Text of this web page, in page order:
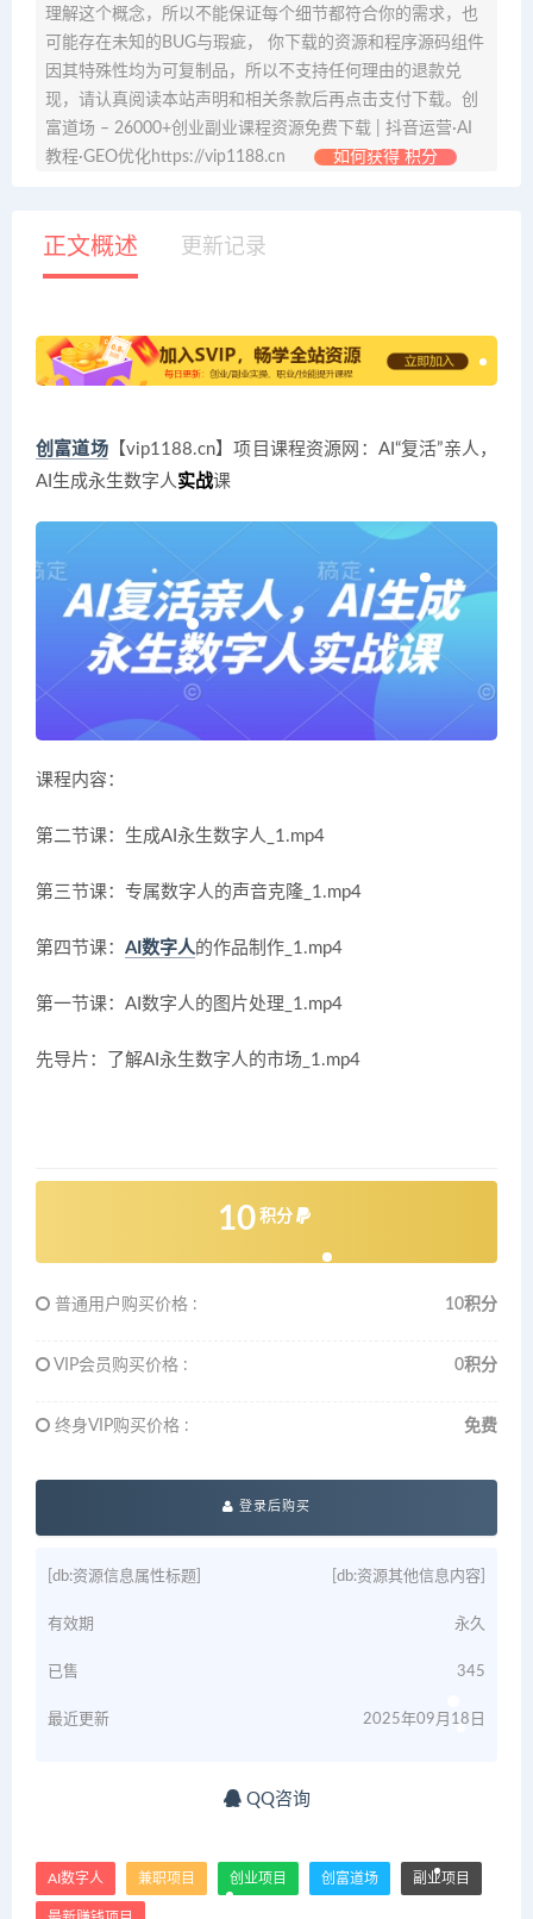
理解这个概念，所以不能保证每个细节都符合你的需求，也
可能存在未知的BUG与瑕疵， 你下载的资源和程序源码组件
因其特殊性均为可复制品，所以不支持任何理由的退款兑
现，请认真阅读本站声明和相关条款后再点击支付下载。创
富道场 – 26000+创业副业课程资源免费下载 | 抖音运营·AI
教程·GEO优化https://vip1188.cn
如何获得 积分
正文概述 更新记录
创富道场【vip1188.cn】项目课程资源网：AI“复活”亲人，
AI生成永生数字人 实战课
课程内容：
第二节课：生成AI永生数字人_1.mp4
第三节课：专属数字人的声音克隆_1.mp4
第四节课： AI数字人的作品制作_1.mp4
第一节课：AI数字人的图片处理_1.mp4
先导片：了解AI永生数字人的市场_1.mp4
10 积分
普通用户购买价格 : 10积分
VIP会员购买价格 : 0积分
终身VIP购买价格 : 免费
登录后购买
[db:资源信息属性标题] [db:资源其他信息内容]
有效期 永久
已售 345
最近更新 2025年09月18日
QQ咨询
AI数字人 兼职项目 创业项目 创富道场 副业项目